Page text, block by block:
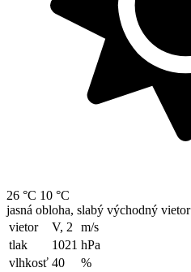
26 °C 10 °C
jasná obloha, slabý východný vietor
vietor
V, 2
m/s
tlak
1021 hPa
vlhkosť 40
%